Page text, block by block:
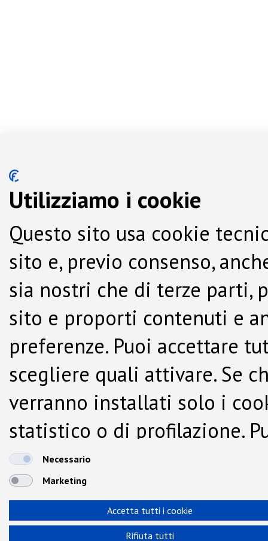
Utilizziamo i cookie
Questo sito usa cookie
sito e, previo consenso,
sia nostri che di terze parti,
sito e proporti contenuti e
preferenze. Puoi accettare
scegliere quali attivare. Se
verranno installati solo i
statistico o di profilazione.
dalla Cookie Policy.
Necessario
Marketing
Accetta tutti i cookie
Rifiuta tutti